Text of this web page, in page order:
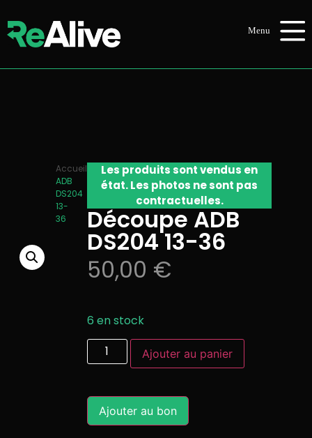
Accueil Audiovisuel/Eclairage/ Découpe
ADB
DS204
13-
36
Les produits sont vendus en
état. Les photos ne sont pas
contractuelles.
Découpe ADB
DS204 13-36
50,00 €
6 en stock
Ajouter au panier
Ajouter au bon